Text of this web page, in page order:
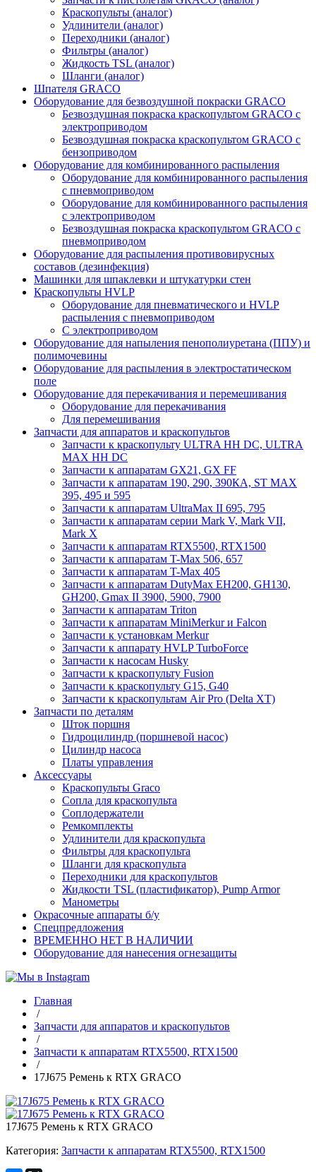
Краскопульты (аналог)
Удлинители (аналог)
Переходники (аналог)
Фильтры (аналог)
Жидкость TSL (аналог)
Шланги (аналог)
Шпателя GRACO
Оборудование для безвоздушной покраски GRACO
Безвоздушная покраска краскопультом GRACO с
электроприводом
Безвоздушная покраска краскопультом GRACO с
бензоприводом
Оборудование для комбинированного распыления
Оборудование для комбинированного распыления
с пневмоприводом
Оборудование для комбинированного распыления
с электроприводом
Безвоздушная покраска краскопультом GRACO с
пневмоприводом
Оборудование для распыления противовирусных
составов (дезинфекция)
Машинки для шпаклевки и штукатурки стен
Краскопульты HVLP
Оборудование для пневматического и HVLP
распыления с пневмоприводом
C электроприводом
Оборудование для напыления пенополиуретана (ППУ) и
полимочевины
Оборудование для распыления в электростатическом
поле
Оборудование для перекачивания и перемешивания
Оборудование для перекачивания
Для перемешивания
Запчасти для аппаратов и краскопультов
Запчасти к краскопульту ULTRA HH DC, ULTRA
MAX HH DC
Запчасти к аппаратам GX21, GX FF
Запчасти к аппаратам 190, 290, 390КА, ST MAX
395, 495 и 595
Запчасти к аппаратам UltraMax II 695, 795
Запчасти к аппаратам серии Mark V, Mark VII,
Mark X
Запчасти к аппаратам RTX5500, RTX1500
Запчасти к аппаратам T-Max 506, 657
Запчасти к аппаратам T-Max 405
Запчасти к аппаратам DutyMax EH200, GH130,
GH200, Gmax II 3900, 5900, 7900
Запчасти к аппаратам Triton
Запчасти к аппаратам MiniMerkur и Falcon
Запчасти к установкам Merkur
Запчасти к аппарату HVLP TurboForce
Запчасти к насосам Husky
Запчасти к краскопульту Fusion
Запчасти к краскопульту G15, G40
Запчасти к краскопультам Air Pro (Delta XT)
Запчасти по деталям
Шток поршня
Гидроцилиндр (поршневой насос)
Цилиндр насоса
Платы управления
Аксессуары
Краскопульты Graco
Сопла для краскопульта
Соплодержатели
Ремкомплекты
Удлинители для краскопульта
Фильтры для краскопульта
Шланги для краскопульта
Переходники для краскопультов
Жидкости TSL (пластификатор), Pump Armor
Манометры
Окрасочные аппараты б/у
Спецпредложения
ВРЕМЕННО НЕТ В НАЛИЧИИ
Оборудование для нанесения огнезащиты
Главная
/
Запчасти для аппаратов и краскопультов
/
Запчасти к аппаратам RTX5500, RTX1500
/
17J675 Ремень к RTX GRACO
17J675 Ремень к RTX GRACO
Категория: Запчасти к аппаратам RTX5500, RTX1500